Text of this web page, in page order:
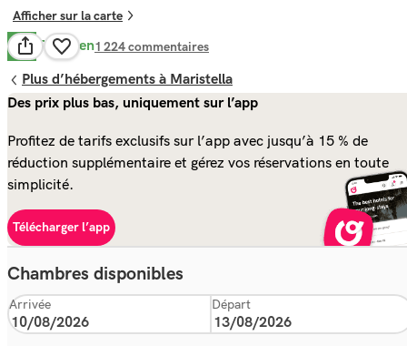
Afficher sur la carte
8.0 Très Bien1 224commentaires
Plus d’hébergements à Maristella
Des prix plus bas, uniquement sur l’app
Profitez de tarifs exclusifs sur l’app avec jusqu’à 15 % de
réduction supplémentaire et gérez vos réservations en toute
simplicité.
Télécharger l’app
Chambres disponibles
Arrivée Départ